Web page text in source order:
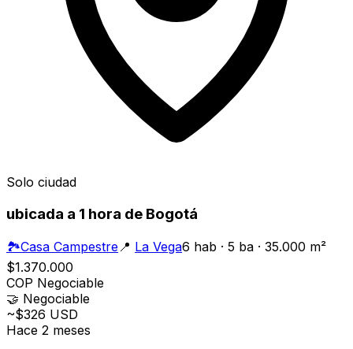
Solo ciudad
ubicada a 1 hora de Bogotá
🏞️Casa Campestre 📍 La Vega6 hab · 5 ba · 35.000 m²
$1.370.000
COP Negociable
🤝 Negociable
~$326 USD
Hace 2 meses